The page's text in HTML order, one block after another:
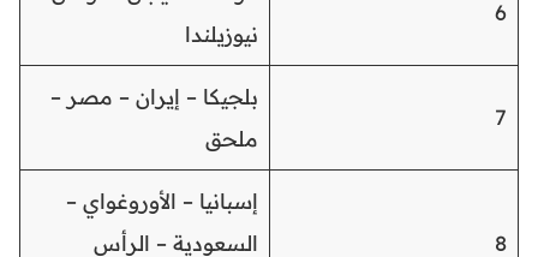
6
نيوزيلندا
7
بلجيكا – إيران – مصر –
ملحق
8
إسبانيا – الأوروغواي –
السعودية – الرأس